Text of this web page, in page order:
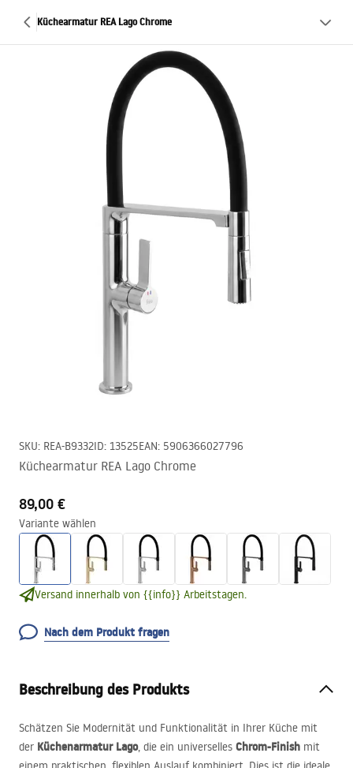
Küchearmatur REA Lago Chrome
SKU: REA-B9332ID: 13525EAN: 5906366027796
Küchearmatur REA Lago Chrome
89,00 €
Variante wählen
Versand innerhalb von {{info}} Arbeitstagen.
Nach dem Produkt fragen
Beschreibung des Produkts
Schätzen Sie Modernität und Funktionalität in Ihrer Küche mit
der Küchenarmatur Lago, die ein universelles Chrom-Finish mit